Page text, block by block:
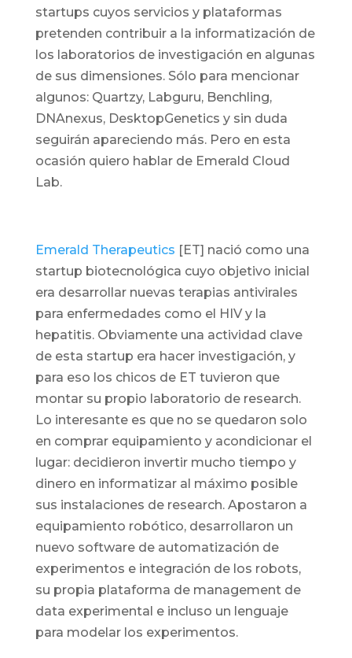
startups cuyos servicios y plataformas
pretenden contribuir a la informatización de
los laboratorios de investigación en algunas
de sus dimensiones. Sólo para mencionar
algunos: Quartzy, Labguru, Benchling,
DNAnexus, DesktopGenetics y sin duda
seguirán apareciendo más. Pero en esta
ocasión quiero hablar de Emerald Cloud
Lab.
Emerald Therapeutics [ET] nació como una
startup biotecnológica cuyo objetivo inicial
era desarrollar nuevas terapias antivirales
para enfermedades como el HIV y la
hepatitis. Obviamente una actividad clave
de esta startup era hacer investigación, y
para eso los chicos de ET tuvieron que
montar su propio laboratorio de research.
Lo interesante es que no se quedaron solo
en comprar equipamiento y acondicionar el
lugar: decidieron invertir mucho tiempo y
dinero en informatizar al máximo posible
sus instalaciones de research. Apostaron a
equipamiento robótico, desarrollaron un
nuevo software de automatización de
experimentos e integración de los robots,
su propia plataforma de management de
data experimental e incluso un lenguaje
para modelar los experimentos.